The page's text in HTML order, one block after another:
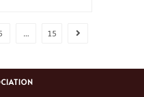
… 15